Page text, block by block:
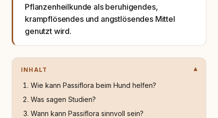
Pflanzenheilkunde als beruhigendes,
krampflösendes und angstlösendes Mittel
genutzt wird.
INHALT
Wie kann Passiflora beim Hund helfen?
Was sagen Studien?
Wann kann Passiflora sinnvoll sein?